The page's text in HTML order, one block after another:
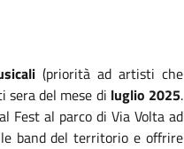
(priorità ad artisti che
del mese di luglio 2025.
Fest al parco di Via Volta ad
band del territorio e offrire